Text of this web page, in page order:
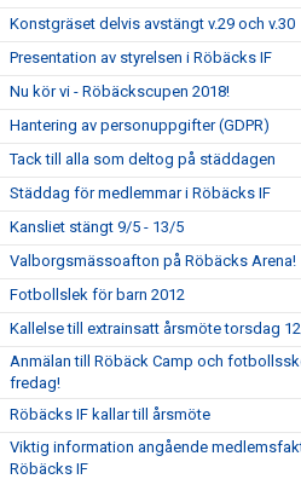
Konstgräset delvis avstängt v.29 och v.30
Presentation av styrelsen i Röbäcks IF
Nu kör vi - Röbäckscupen 2018!
Hantering av personuppgifter (GDPR)
Tack till alla som deltog på städdagen
Städdag för medlemmar i Röbäcks IF
Kansliet stängt 9/5 - 13/5
Valborgsmässoafton på Röbäcks Arena!
Fotbollslek för barn 2012
Kallelse till extrainsatt årsmöte torsdag
Anmälan till Röbäck Camp och
fredag!
Röbäcks IF kallar till årsmöte
Viktig information angående
Röbäcks IF